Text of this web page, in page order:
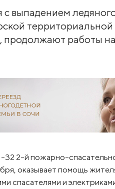
с выпадением
работы
2-й пожарно-
оказывает помощь
спасателями и